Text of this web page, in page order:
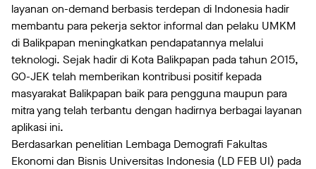
layanan on-demand berbasis terdepan di Indonesia hadir
membantu para pekerja sektor informal dan pelaku UMKM
di Balikpapan meningkatkan pendapatannya melalui
teknologi. Sejak hadir di Kota Balikpapan pada tahun 2015,
GO-JEK telah memberikan kontribusi positif kepada
masyarakat Balikpapan baik para pengguna maupun para
mitra yang telah terbantu dengan hadirnya berbagai layanan
aplikasi ini.
Berdasarkan penelitian Lembaga Demografi Fakultas
Ekonomi dan Bisnis Universitas Indonesia (LD FEB UI) pada